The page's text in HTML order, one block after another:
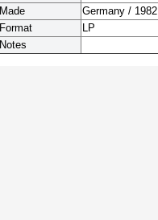
Made
Germany / 1982
Format
LP
Notes